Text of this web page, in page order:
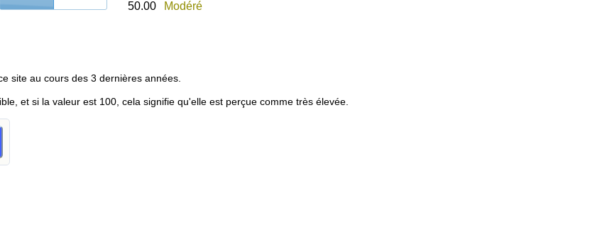
50.00 Modéré
site au cours des 3 dernières années.
et si la valeur est 100, cela signifie qu'elle est perçue comme très élevée.